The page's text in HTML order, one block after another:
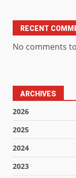
RECENT
No comments
ARCHIVES
2026
2025
2024
2023